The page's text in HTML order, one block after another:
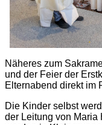
Näheres zum
und der Feier der
Elternabend direkt im
Die Kinder selbst
der Leitung von Maria